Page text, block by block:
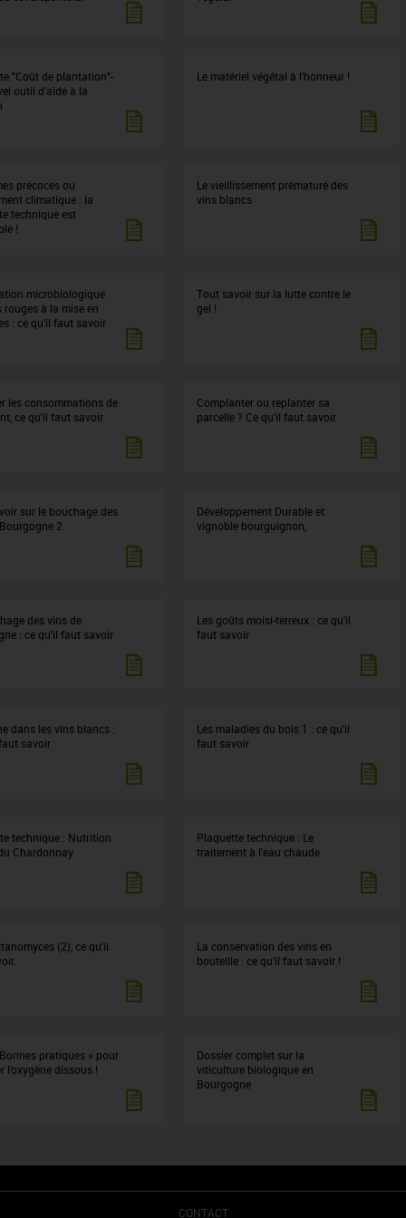
"Coût de plantation"-
outil d'aide à la
Le matériel végétal à l’honneur !
précoces ou
climatique : la
technique est
!
Le vieillissement prématuré des
vins blancs
microbiologique
rouges à la mise en
: ce qu’il faut savoir
Tout savoir sur la lutte contre le
gel !
les consommations de
ce qu'il faut savoir
Complanter ou replanter sa
parcelle ? Ce qu'il faut savoir
sur le bouchage des
2
Développement Durable et
vignoble bourguignon,
des vins de
: ce qu'il faut savoir
Les goûts moisi-terreux : ce qu'il
faut savoir
dans les vins blancs :
savoir
Les maladies du bois 1 : ce qu'il
faut savoir
technique : Nutrition
Chardonnay
Plaquette technique : Le
traitement à l'eau chaude
(2), ce qu'il
La conservation des vins en
bouteille : ce qu’il faut savoir !
pratiques » pour
l’oxygène dissous !
Dossier complet sur la
viticulture biologique en
Bourgogne
CONTACT